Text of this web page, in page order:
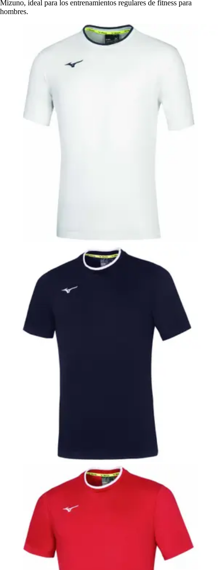
Mizuno, ideal para los entrenamientos regulares de fitness para
hombres.